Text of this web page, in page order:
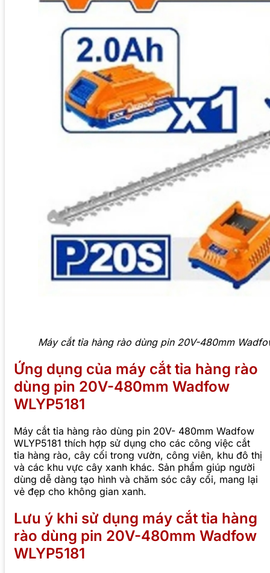
Máy cắt tỉa hàng rào dùng pin 20V-480mm
Ứng dụng của máy cắt tỉa hàng rào
dùng pin 20V-480mm Wadfow
WLYP5181
Máy cắt tỉa hàng rào dùng pin 20V- 480mm Wadfow
WLYP5181 thích hợp sử dụng cho các công việc cắt
tỉa hàng rào, cây cối trong vườn, công viên, khu đô thị
và các khu vực cây xanh khác. Sản phẩm giúp người
dùng dễ dàng tạo hình và chăm sóc cây cối, mang lại
vẻ đẹp cho không gian xanh.
Lưu ý khi sử dụng máy cắt tỉa hàng
rào dùng pin 20V-480mm Wadfow
WLYP5181